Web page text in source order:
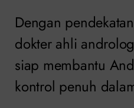
Dengan
dokter ahli
siap membantu
kontrol penuh